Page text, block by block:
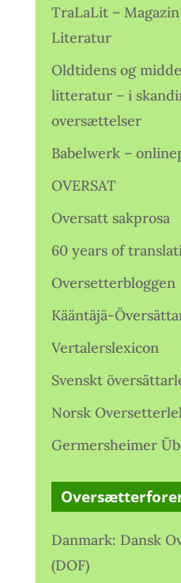
TraLaLit –
Literatur
Oldtidens og
litteratur – i
oversættelser
Babelwerk –
OVERSAT
Oversatt sakprosa
60 years of
Oversetterbloggen
Kääntäjä-
Vertalerslexicon
Svenskt
Norsk
Germersheimer
Danmark: Dansk
(DOF)